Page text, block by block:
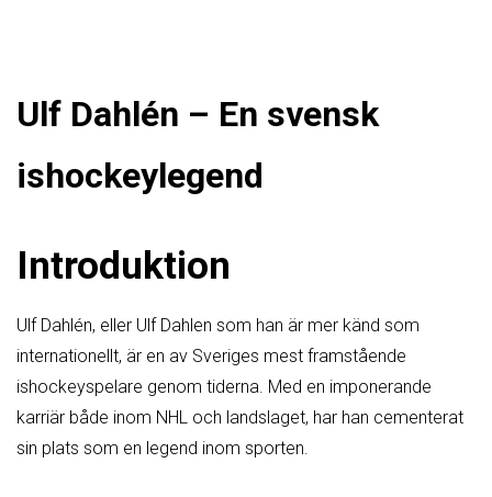
Ulf Dahlén – En svensk
ishockeylegend
Introduktion
Ulf Dahlén, eller Ulf Dahlen som han är mer känd som
internationellt, är en av Sveriges mest framstående
ishockeyspelare genom tiderna. Med en imponerande
karriär både inom NHL och landslaget, har han cementerat
sin plats som en legend inom sporten.